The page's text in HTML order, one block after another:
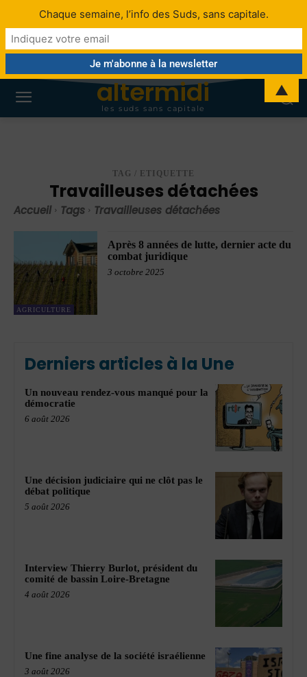
altermidi
les suds sans capitale
TAG / ETIQUETTE
Travailleuses détachées
Accueil Tags Travailleuses détachées
AGRICULTURE
Après 8 années de lutte, dernier acte du
combat juridique
3 octobre 2025
Derniers articles à la Une
Un nouveau rendez-vous manqué pour la
démocratie
6 août 2026
Une décision judiciaire qui ne clôt pas le
débat politique
5 août 2026
Interview Thierry Burlot, président du
comité de bassin Loire-Bretagne
4 août 2026
Une fine analyse de la société israélienne
3 août 2026
Chaque semaine, l’info des Suds, sans capitale.
▲